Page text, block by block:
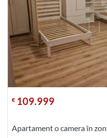
€ 109.999
Apartament o camera în